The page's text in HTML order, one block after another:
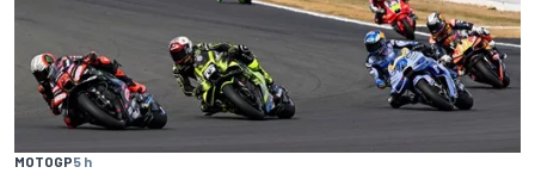
MOTOGP5 h